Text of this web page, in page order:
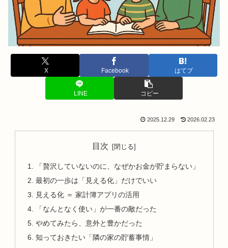
X Facebook はてブ
LINE コピー
2025.12.29 2026.02.23
目次
「贅沢していないのに、なぜかお金が貯まらない」
最初の一歩は「見える化」だけでいい
見える化 ＝ 家計簿アプリの活用
「なんとなく使い」が一番の敵だった
やめてみたら、意外と豊かだった
知っておきたい「隣の家の貯蓄事情」